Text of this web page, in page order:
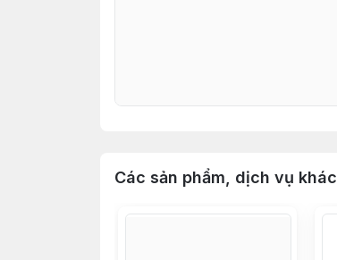
Các sản phẩm, dịch vụ khác